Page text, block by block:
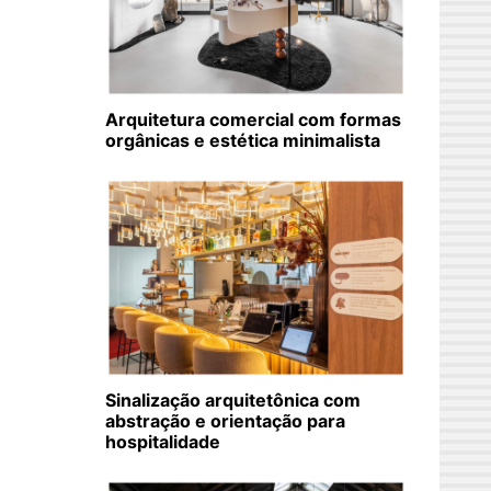
Arquitetura comercial com formas
orgânicas e estética minimalista
Sinalização arquitetônica com
abstração e orientação para
hospitalidade